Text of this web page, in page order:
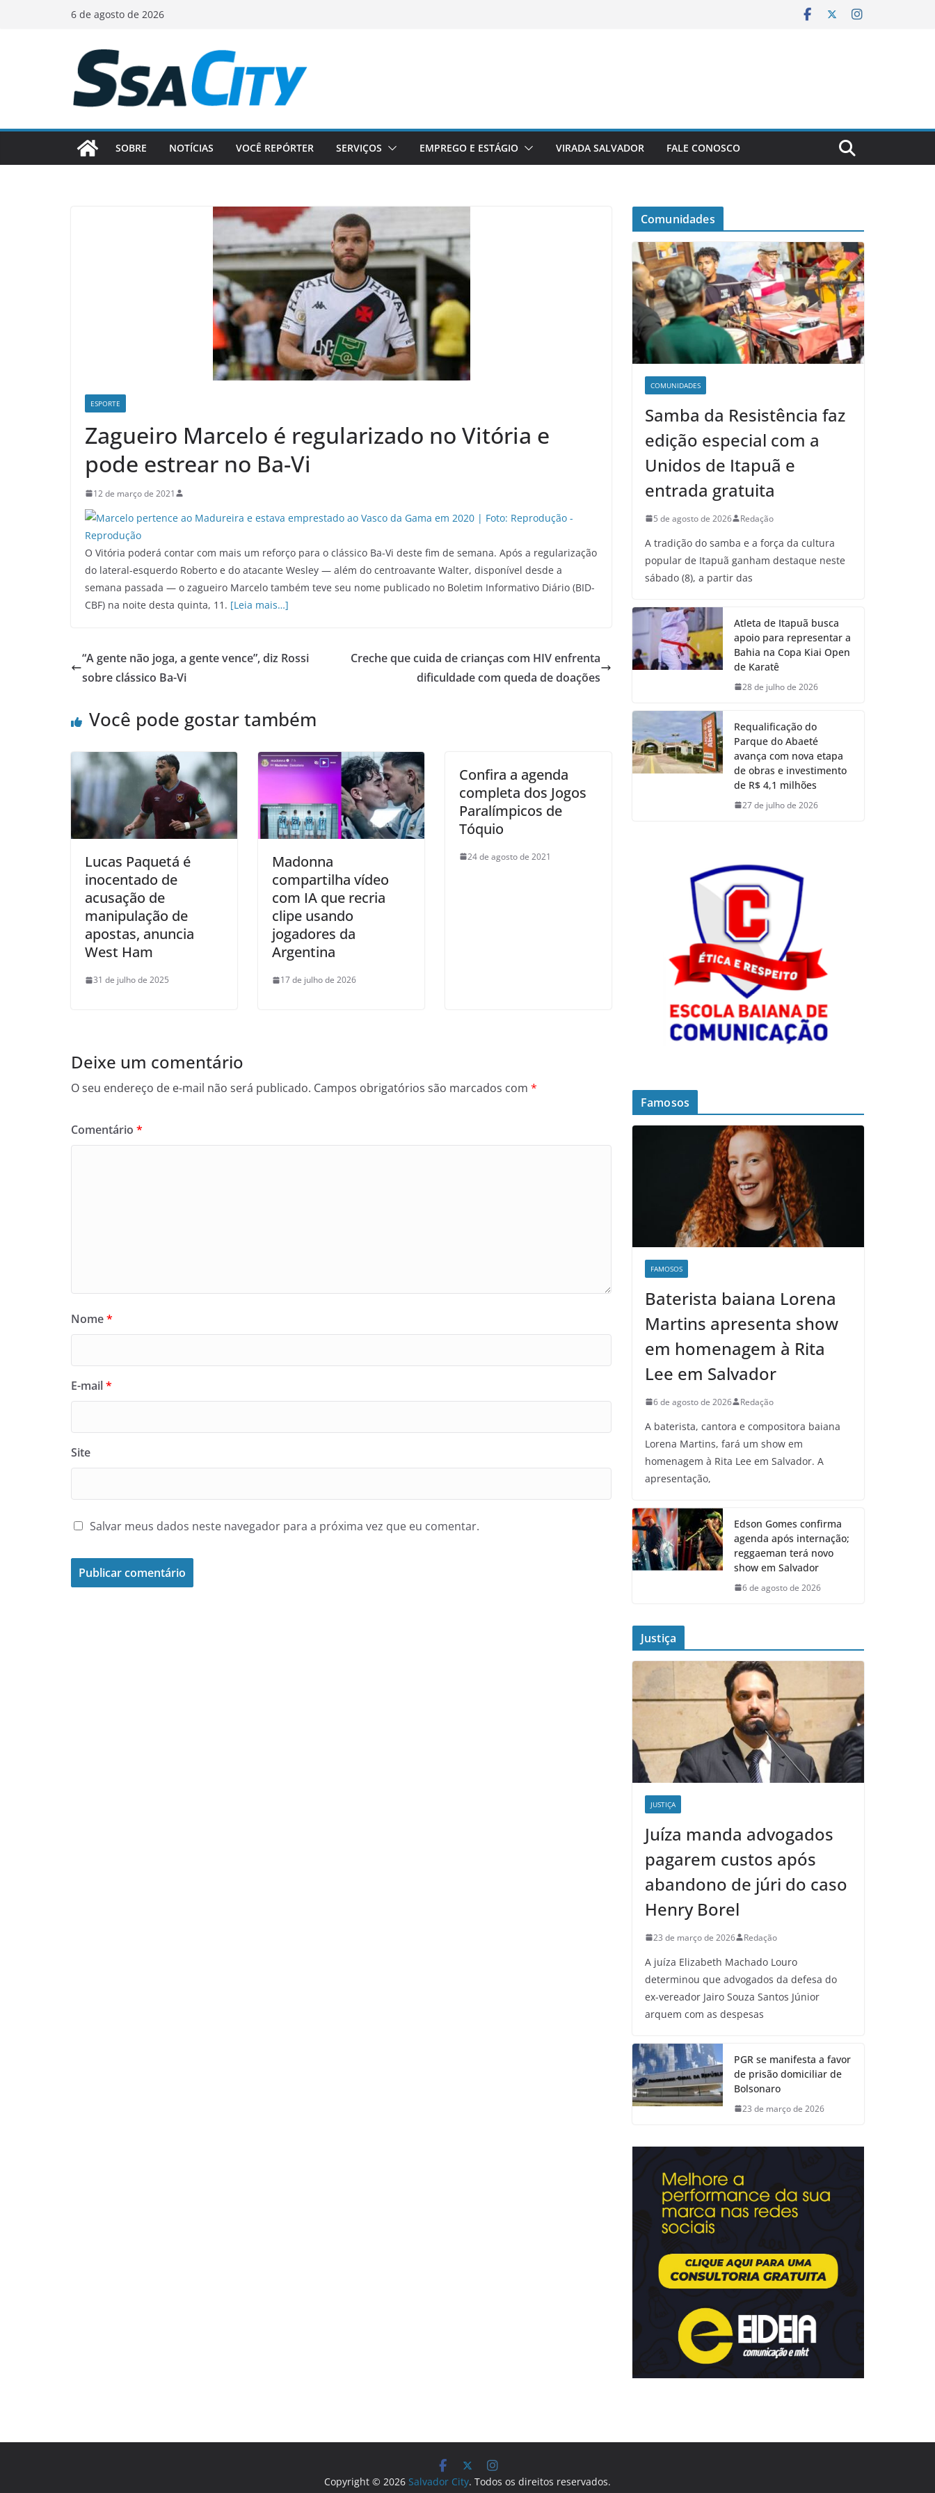
6 de agosto de 2026
SOBRE NOTÍCIAS VOCÊ REPÓRTER SERVIÇOS EMPREGO E ESTÁGIO VIRADA SALVADOR FALE CONOSCO
ESPORTE
Zagueiro Marcelo é regularizado no Vitória e
pode estrear no Ba-Vi
12 de março de 2021
O Vitória poderá contar com mais um reforço para o clássico Ba-Vi deste fim de semana. Após a regularização
do lateral-esquerdo Roberto e do atacante Wesley — além do centroavante Walter, disponível desde a
semana passada — o zagueiro Marcelo também teve seu nome publicado no Boletim Informativo Diário (BID-
CBF) na noite desta quinta, 11. [Leia mais…]
“A gente não joga, a gente vence”, diz Rossi
sobre clássico Ba-Vi
Creche que cuida de crianças com HIV enfrenta
dificuldade com queda de doações
Você pode gostar também
Lucas Paquetá é
inocentado de
acusação de
manipulação de
apostas, anuncia
West Ham
31 de julho de 2025
Madonna
compartilha vídeo
com IA que recria
clipe usando
jogadores da
Argentina
17 de julho de 2026
Confira a agenda
completa dos Jogos
Paralímpicos de
Tóquio
24 de agosto de 2021
Deixe um comentário
O seu endereço de e-mail não será publicado. Campos obrigatórios são marcados com *
Comentário *
Nome*
E-mail*
Site
Salvar meus dados neste navegador para a próxima vez que eu comentar.
Comunidades
COMUNIDADES
Samba da Resistência faz
edição especial com a
Unidos de Itapuã e
entrada gratuita
5 de agosto de 2026 Redação
A tradição do samba e a força da cultura
popular de Itapuã ganham destaque neste
sábado (8), a partir das
Atleta de Itapuã busca
apoio para representar a
Bahia na Copa Kiai Open
de Karatê
28 de julho de 2026
Requalificação do
Parque do Abaeté
avança com nova etapa
de obras e investimento
de R$ 4,1 milhões
27 de julho de 2026
Famosos
FAMOSOS
Baterista baiana Lorena
Martins apresenta show
em homenagem à Rita
Lee em Salvador
6 de agosto de 2026 Redação
A baterista, cantora e compositora baiana
Lorena Martins, fará um show em
homenagem à Rita Lee em Salvador. A
apresentação,
Edson Gomes confirma
agenda após internação;
reggaeman terá novo
show em Salvador
6 de agosto de 2026
Justiça
JUSTIÇA
Juíza manda advogados
pagarem custos após
abandono de júri do caso
Henry Borel
23 de março de 2026 Redação
A juíza Elizabeth Machado Louro
determinou que advogados da defesa do
ex-vereador Jairo Souza Santos Júnior
arquem com as despesas
PGR se manifesta a favor
de prisão domiciliar de
Bolsonaro
23 de março de 2026
Copyright © 2026 Salvador City. Todos os direitos reservados.